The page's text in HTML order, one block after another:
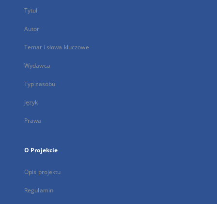
Tytuł
Autor
Temat i słowa kluczowe
Wydawca
Typ zasobu
Język
Prawa
O Projekcie
Opis projektu
Regulamin